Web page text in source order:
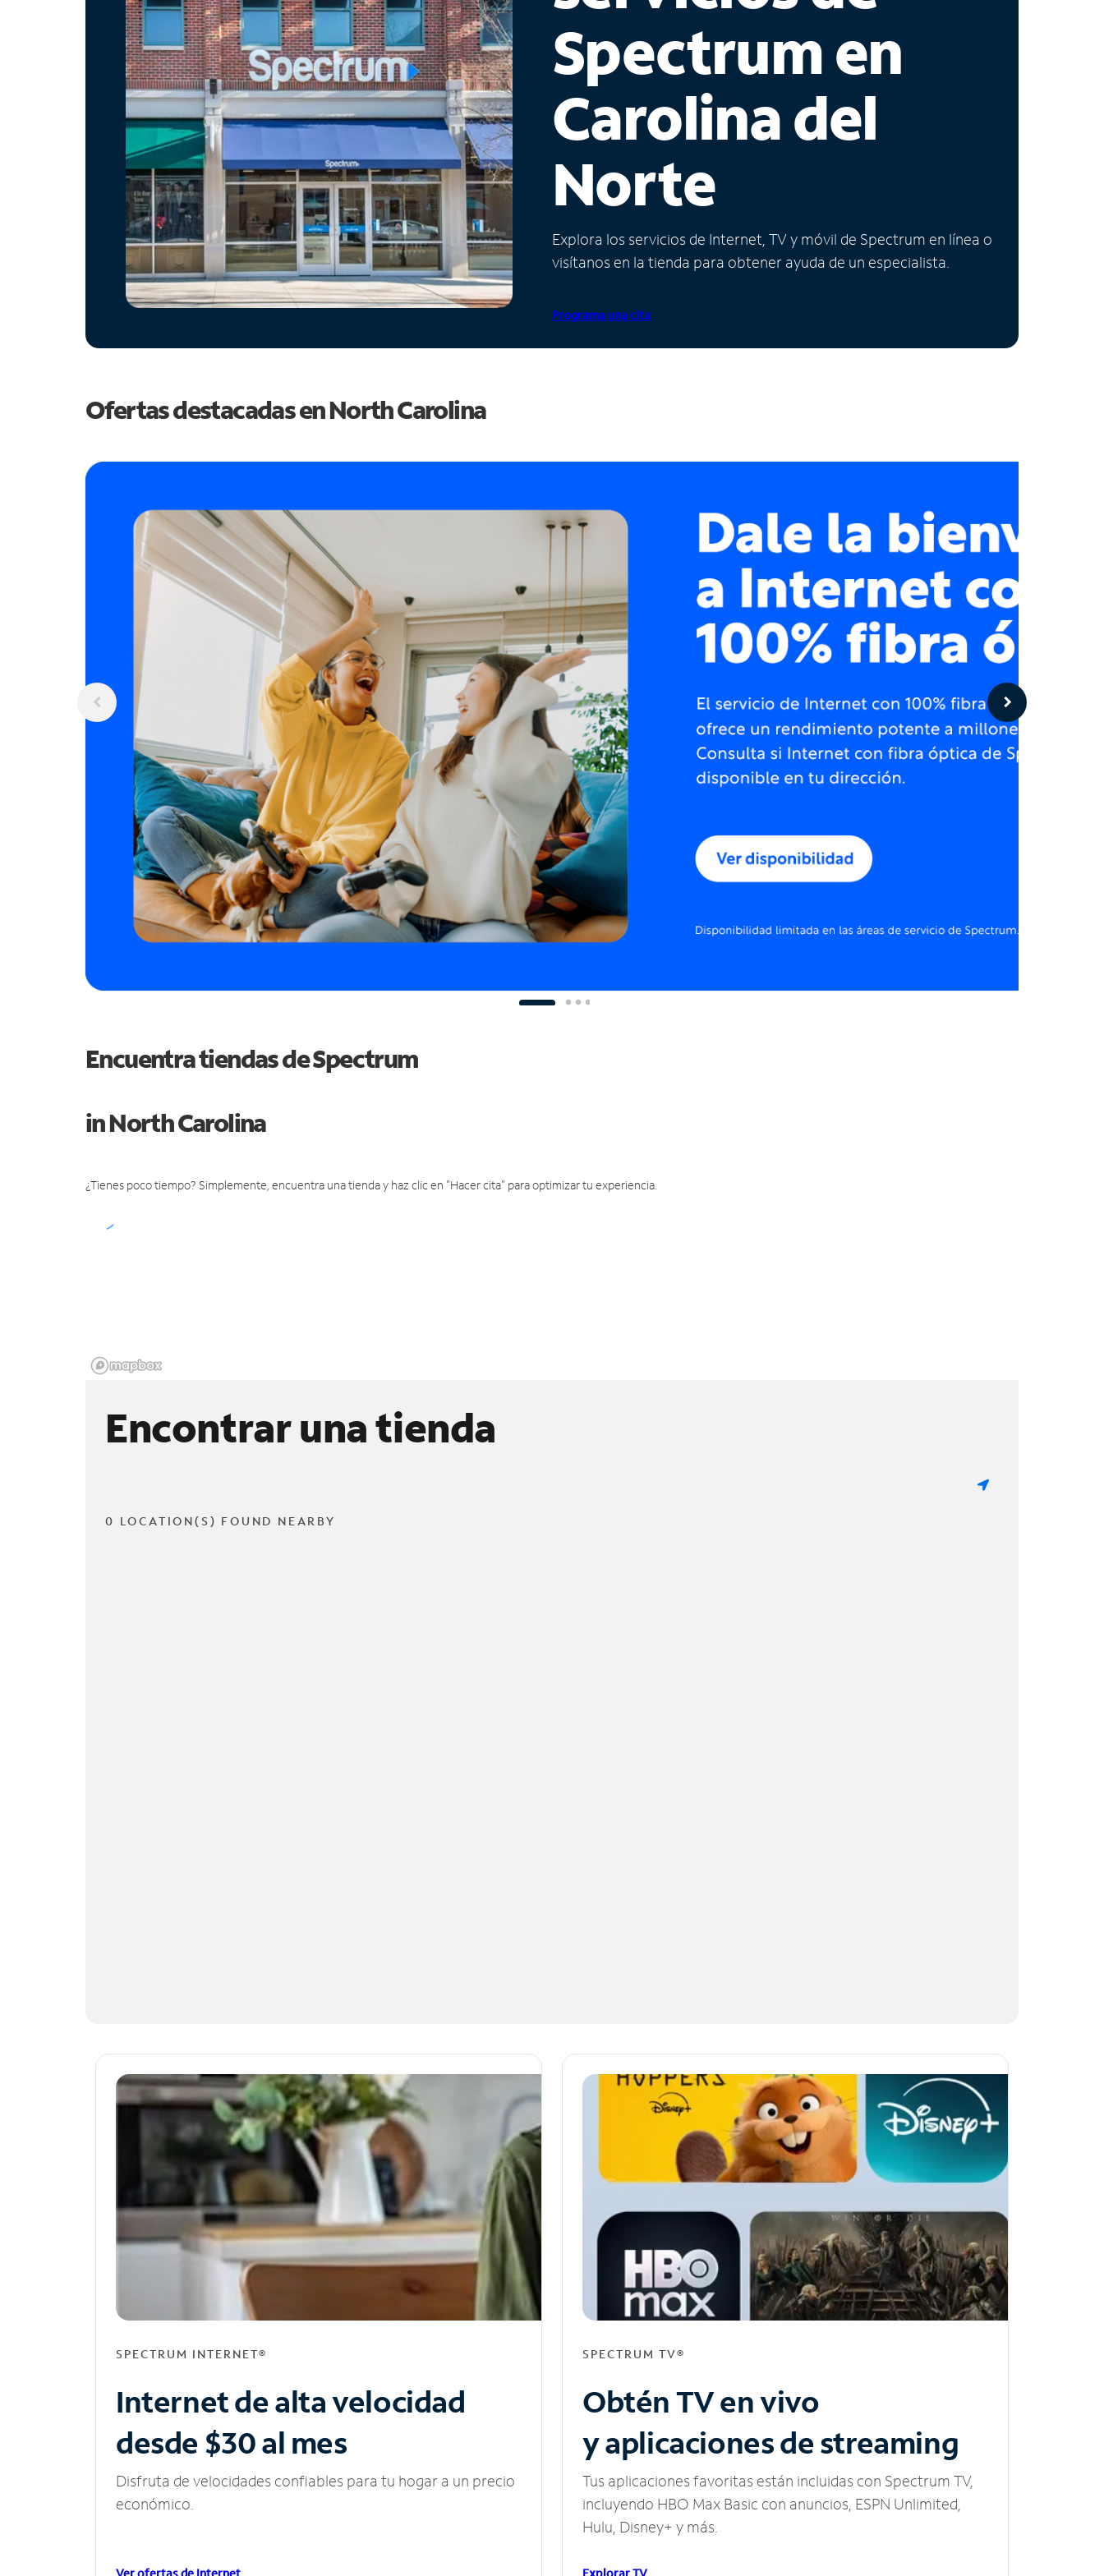
Spectrum en
Carolina del
Norte
Explora los servicios de Internet, TV y móvil de Spectrum en línea o
visítanos en la tienda para obtener ayuda de un especialista.
Programa una cita
Ofertas destacadas enNorth Carolina
Encuentra tiendas de Spectrum
in North Carolina
¿Tienes poco tiempo? Simplemente, encuentra una tienda y haz clic en "Hacer cita" para optimizar tu experiencia.
Encontrar una tienda
0 LOCATION(S) FOUND NEARBY
SPECTRUM INTERNET®
Internet de alta velocidad
desde $30 al mes
Disfruta de velocidades confiables para tu hogar a un precio
económico.
SPECTRUM TV®
Obtén TV en vivo
y aplicaciones de streaming
Tus aplicaciones favoritas están incluidas con Spectrum TV,
incluyendo HBO Max Basic con anuncios, ESPN Unlimited,
Hulu, Disney+ y más.